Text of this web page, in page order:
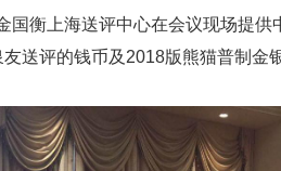
国衡上海送评中心在会议现场提供
友送评的钱币及 2018版熊猫普制金